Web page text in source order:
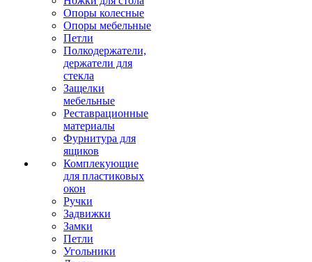
Опоры колесные
Опоры мебельные
Петли
Полкодержатели,
держатели для
стекла
Защелки
мебельные
Реставрационные
материалы
Фурнитура для
ящиков
Комплекующие
для пластиковых
окон
Ручки
Задвижки
Замки
Петли
Угольники